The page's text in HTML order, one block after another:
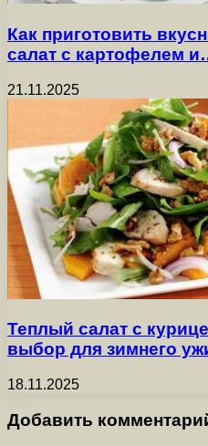
Как приготовить
салат с картофелем
21.11.2025
Теплый салат с
выбор для зимнего
18.11.2025
Добавить